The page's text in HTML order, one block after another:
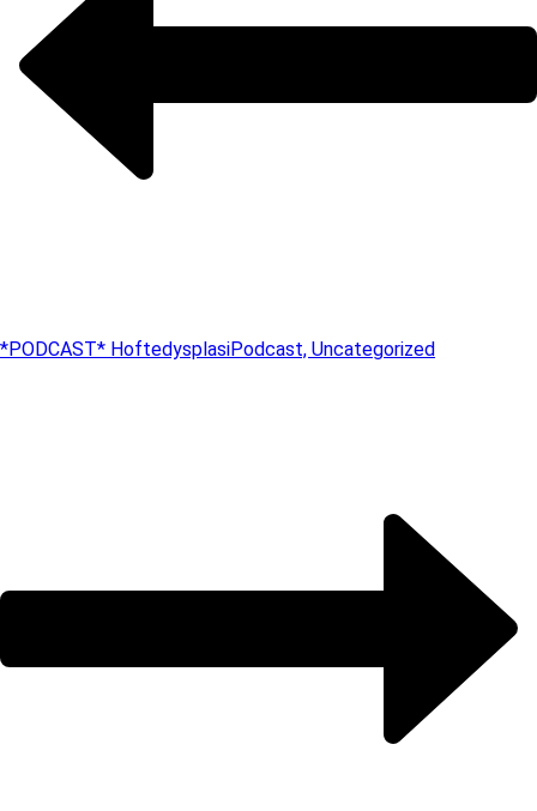
*PODCAST* HoftedysplasiPodcast, Uncategorized